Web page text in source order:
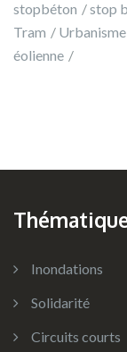
stopbéton
stop
Tram
Urbanisme
éolienne
Inondations
Solidarité
Circuits courts